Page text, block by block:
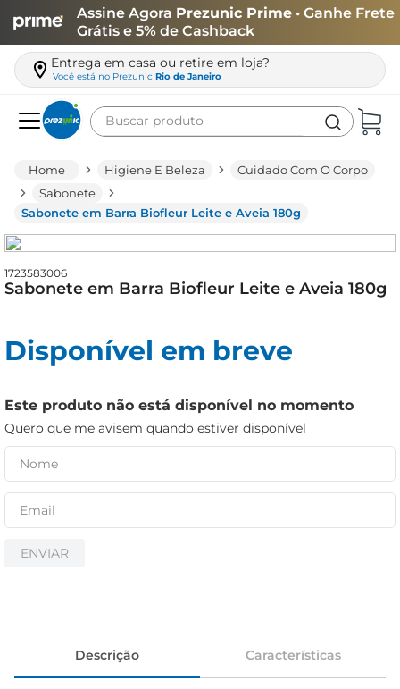
Assine Agora Prezunic Prime • Ganhe Frete
Grátis e 5% de Cashback
Entrega em casa ou retire em loja?
Você está no Prezunic Rio de Janeiro
Buscar produto
Higiene E Beleza
Cuidado Com O Corpo
Sabonete
Sabonete em Barra Biofleur Leite e Aveia 180g
1723583006
Sabonete em Barra Biofleur Leite e Aveia 180g
Disponível em breve
Este produto não está disponível no momento
Quero que me avisem quando estiver disponível
ENVIAR
Descrição Características
leite
queijo
biscoito
cerveja
iogurte
papel higiênico